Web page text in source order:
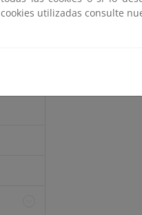
cookies utilizadas consulte